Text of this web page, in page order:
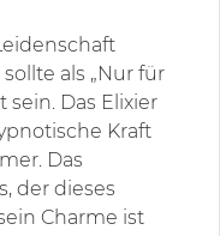
als „Nur für
Das Elixier
Kraft
Das
der dieses
Charme ist